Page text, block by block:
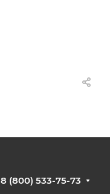
8 (800) 533-75-73